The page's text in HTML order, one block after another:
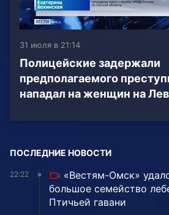
31 июля в 21:14
Полицейские задержали
предполагаемого
нападал на женщин на
ПОСЛЕДНИЕ НОВОСТИ
22:22
«Вестям-Омск»
большое семейство
Птичьей гавани